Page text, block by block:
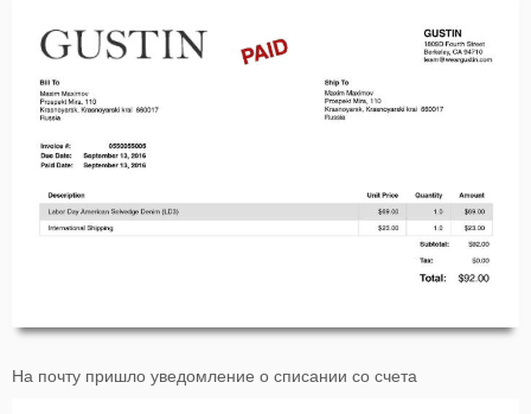
На почту пришло уведомление о списании со счета